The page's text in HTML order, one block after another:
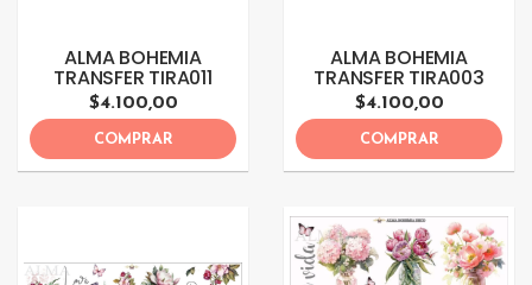
ALMA BOHEMIA
TRANSFER TIRA011
$4.100,00
COMPRAR
ALMA BOHEMIA
TRANSFER TIRA003
$4.100,00
COMPRAR